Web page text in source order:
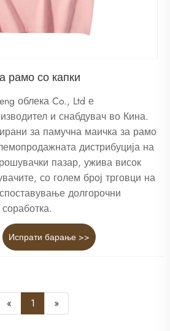
рамо со капки
облека Co., Ltd е
и снабдувач во Кина.
за памучна маичка за рамо
дистрибуција на
пазар, ужива висок
со голем број трговци на
долгорочни
Испрати барање >>
« 1 »